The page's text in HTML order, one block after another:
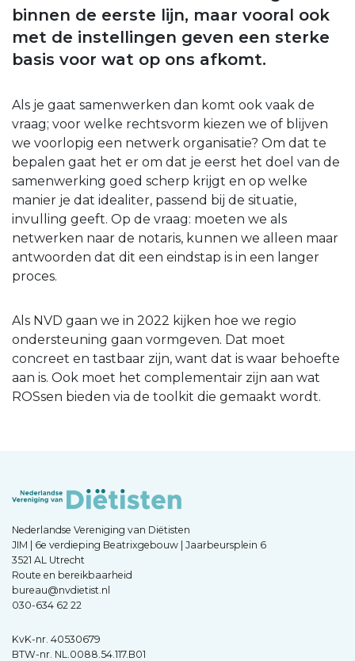
binnen de eerste lijn, maar vooral ook
met de instellingen geven een sterke
basis voor wat op ons afkomt.
Als je gaat samenwerken dan komt ook vaak de
vraag; voor welke rechtsvorm kiezen we of blijven
we voorlopig een netwerk organisatie? Om dat te
bepalen gaat het er om dat je eerst het doel van de
samenwerking goed scherp krijgt en op welke
manier je dat idealiter, passend bij de situatie,
invulling geeft. Op de vraag: moeten we als
netwerken naar de notaris, kunnen we alleen maar
antwoorden dat dit een eindstap is in een langer
proces.
Als NVD gaan we in 2022 kijken hoe we regio
ondersteuning gaan vormgeven. Dat moet
concreet en tastbaar zijn, want dat is waar behoefte
aan is. Ook moet het complementair zijn aan wat
ROSsen bieden via de toolkit die gemaakt wordt.
Nederlandse Vereniging van Diëtisten
JIM | 6e verdieping Beatrixgebouw | Jaarbeursplein 6
3521 AL Utrecht
Route en bereikbaarheid
bureau@nvdietist.nl
030-634 62 22
KvK-nr. 40530679
BTW-nr. NL.0088.54.117.B01